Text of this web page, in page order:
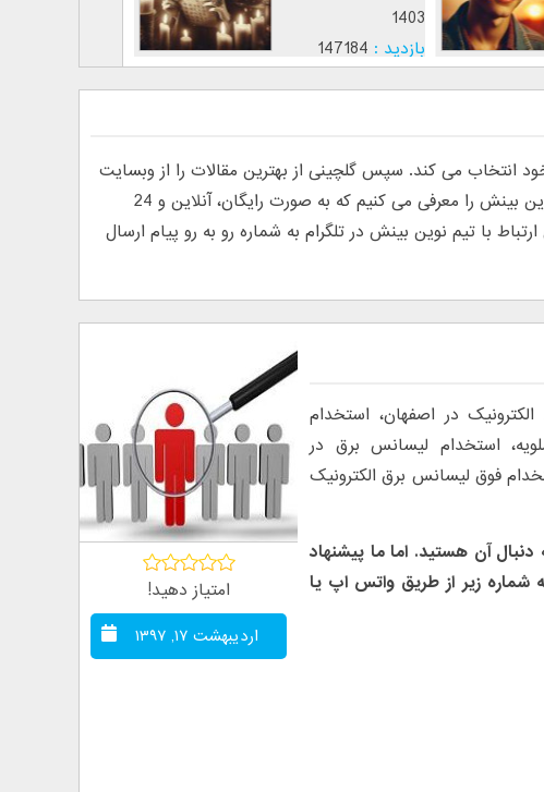
1403
بازدید : 147184
می کند. سپس گلچینی از بهترین مقالات را از وبسایت
های فارسی و انگلیسی پیدا کرده و منتشر می کند. به دلیل درخواست خوانندگان مبنی بر معرفی روانشناس آنلاین، ما تیم نوین بینش را معرفی می کنیم که به صورت رایگان، آنلاین و 24
با تیم نوین بینش در تلگرام به شماره رو به رو پیام ارسال
امتیاز دهید!
اردیبهشت ۱۷, ۱۳۹۷
در اصفهان، استخدام
استخدام لیسانس برق در
فوق لیسانس برق الکترونیک
آن هستید. اما ما پیشنهاد
شماره زیر از طریق واتس اپ یا